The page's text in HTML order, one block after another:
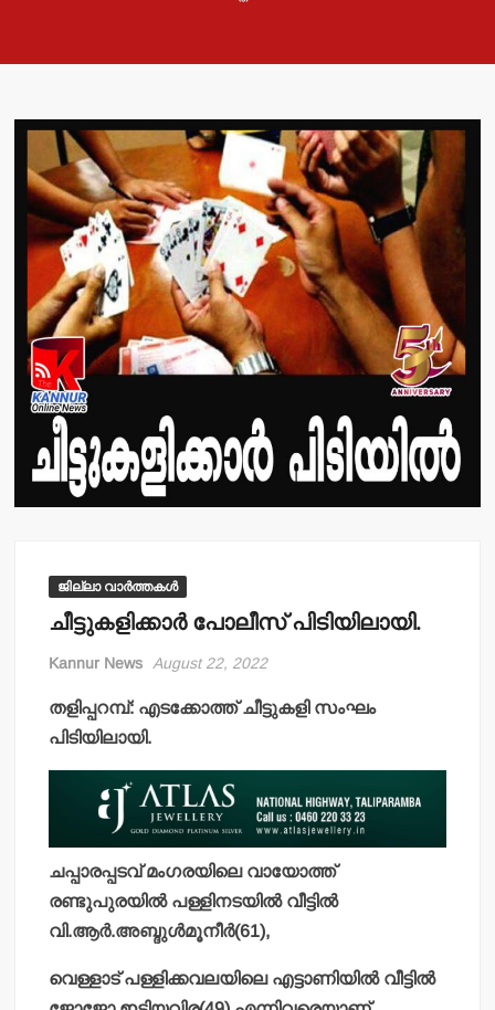
ജില്ലാ വാർത്തകൾ
ചീട്ടുകളിക്കാര്‍ പോലീസ് പിടിയിലായി.
Kannur News August 22, 2022
തളിപ്പറമ്പ്: എടക്കോത്ത് ചീട്ടുകളി സംഘം
പിടിയിലായി.
ചപ്പാരപ്പടവ് മംഗരയിലെ വായോത്ത്
രണ്ടുപുരയില്‍ പള്ളിനടയില്‍ വീട്ടില്‍
വി.ആര്‍.അബ്ദുള്‍മൂനീര്‍(61),
വെള്ളാട് പള്ളിക്കവലയിലെ എട്ടാണിയില്‍ വീട്ടില്‍